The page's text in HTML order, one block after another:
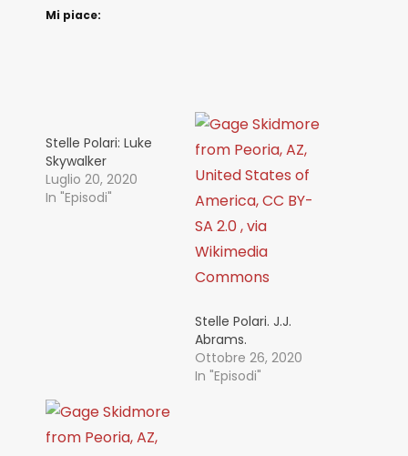
Mi piace:
Stelle Polari: Luke
Skywalker
Luglio 20, 2020
In "Episodi"
Stelle Polari. J.J.
Abrams.
Ottobre 26, 2020
In "Episodi"